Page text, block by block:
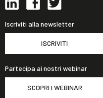
Iscriviti alla newsletter
ISCRIVITI
Partecipa ai nostri webinar
SCOPRI I WEBINAR